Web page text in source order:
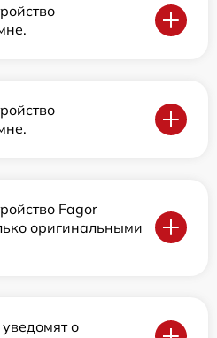
Fagor
оригинальными
о